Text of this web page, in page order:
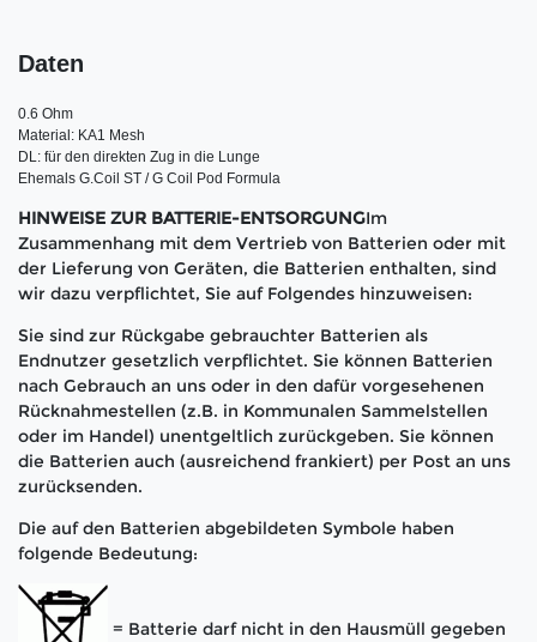
Daten
0.6 Ohm
Material: KA1 Mesh
DL: für den direkten Zug in die Lunge
Ehemals G.Coil ST / G Coil Pod Formula
HINWEISE ZUR BATTERIE-ENTSORGUNGIm
Zusammenhang mit dem Vertrieb von Batterien oder mit
der Lieferung von Geräten, die Batterien enthalten, sind
wir dazu verpflichtet, Sie auf Folgendes hinzuweisen:
Sie sind zur Rückgabe gebrauchter Batterien als
Endnutzer gesetzlich verpflichtet. Sie können Batterien
nach Gebrauch an uns oder in den dafür vorgesehenen
Rücknahmestellen (z.B. in Kommunalen Sammelstellen
oder im Handel) unentgeltlich zurückgeben. Sie können
die Batterien auch (ausreichend frankiert) per Post an uns
zurücksenden.
Die auf den Batterien abgebildeten Symbole haben
folgende Bedeutung:
= Batterie darf nicht in den Hausmüll gegeben